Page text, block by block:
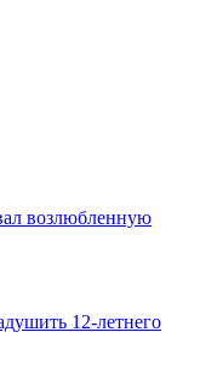
возлюбленную
12-летнего